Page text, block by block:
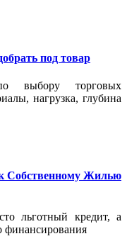
под товар
выбору торговых
нагрузка, глубина
Собственному Жилью
льготный кредит, а
финансирования